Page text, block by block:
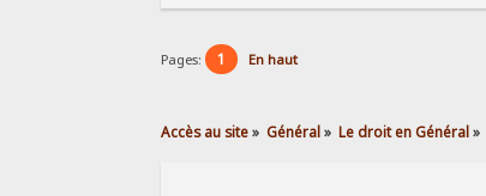
Pages: 1 En haut
Accès au site» Général» Le droit en Général»